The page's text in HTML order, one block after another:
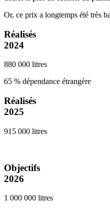
Or, ce prix a longtemps été très
Réalisés
2024
880 000 litres
65 % dépendance étrangère
Réalisés
2025
915 000 litres
Objectifs
2026
1 000 000 litres